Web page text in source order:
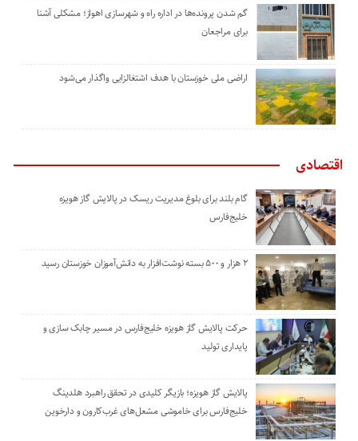
گم شدن پرونده‌ها در اداره راه و شهرسازی اهواز؛ مشکلی آشنا
برای مراجعان
اراضی ملی خوزستان با هدف اشتغالزایی واگذار می‌شود
اقتصادی
گام بلند برای بلوغ مدیریت ریسک در پالایش گاز هویزه
خلیج‌فارس
۲ هزار و ۵۰۰ بسته نوشت‌افزار به دانش‌آموزان خوزستان رسید
حرکت پالایش گاز هویزه خلیج‌فارس در مسیر چابک سازی و
پایداری تولید
پالایش گاز هویزه؛ بازیگر کلیدی در تحقق راهبرد هلدینگ
خلیج‌فارس برای خاموشی مشعل‌های غرب‌کارون و دارخوین